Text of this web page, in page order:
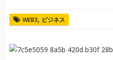
WEB3, ビジネス